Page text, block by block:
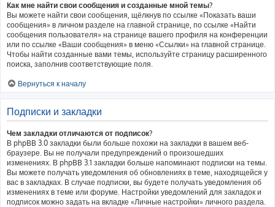
Как мне найти свои сообщения и созданные мной темы?
Вы можете найти свои сообщения, щёлкнув по ссылке «Показать ваши
сообщения» в личном разделе на главной странице, по ссылке «Найти
сообщения пользователя» на странице вашего профиля на конференции
или по ссылке «Ваши сообщения» в меню «Ссылки» на главной странице.
Чтобы найти созданные вами темы, используйте страницу расширенного
поиска, заполнив соответствующие поля.
Вернуться к началу
Подписки и закладки
Чем закладки отличаются от подписок?
В phpBB 3.0 закладки были больше похожи на закладки в вашем веб-
браузере. Вы не получали предупреждений о произошедших
изменениях. В phpBB 3.1 закладки больше напоминают подписки на темы.
Вы можете получать уведомления об обновлениях в теме, находящейся у
вас в закладках. В случае подписки, вы будете получать уведомления об
изменениях в теме или форуме. Настройки уведомлений для закладок и
подписок можно задать на вкладке «Личные настройки» личного раздела.